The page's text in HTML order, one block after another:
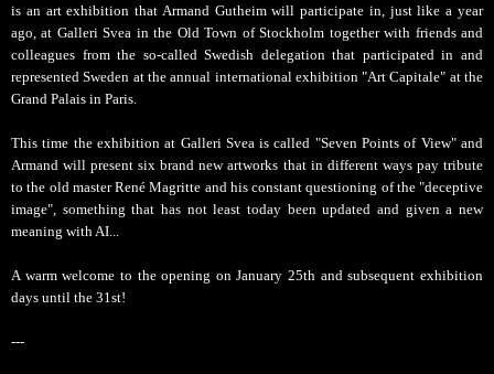
is an art exhibition that Armand Gutheim will participate in, just like a year
ago, at Galleri Svea in the Old Town of Stockholm together with friends and
colleagues from the so-called Swedish delegation that participated in and
represented Sweden at the annual international exhibition "Art Capitale" at the
Grand Palais in Paris.
This time the exhibition at Galleri Svea is called "Seven Points of View" and
Armand will present six brand new artworks that in different ways pay tribute
to the old master René Magritte and his constant questioning of the "deceptive
image", something that has not least today been updated and given a new
meaning with AI...
A warm welcome to the opening on January 25th and subsequent exhibition
days until the 31st!
---